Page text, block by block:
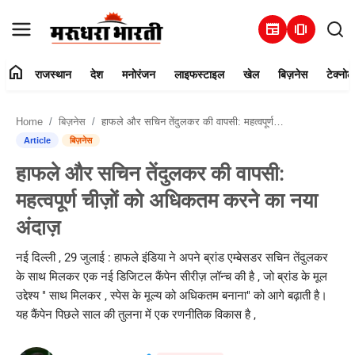
newspaper amp_stories
संपर्क करें
राजस्थान
देश
मनोरंजन
लाइफस्टाइल
home राजस्थान देश मनोरंजन लाइफस्टाइल खेल बिज़नेस
Home बिज़नेस हाफले और सचिन तेंदुलकर की वापसी: महत्वपूर्ण चीज़ों को अधिकतम करने का नया अंदाज़
Article बिज़नेस
हाफले और सचिन तेंदुलकर की वापसी:
महत्वपूर्ण चीज़ों को अधिकतम करने का नया
अंदाज़
नई दिल्ली , 29 जुलाई : हाफले इंडिया ने अपने ब्रांड एम्बेसडर सचिन तेंदुलकर
के साथ मिलकर एक नई डिजिटल कैंपेन सीरीज़ लॉन्च की है , जो ब्रांड के मूल
उद्देश्य " साथ मिलकर , स्पेस के मूल्य को अधिकतम बनाना" को आगे बढ़ाती है।
यह कैंपेन पिछले साल की तुलना में एक रणनीतिक विकास है ,